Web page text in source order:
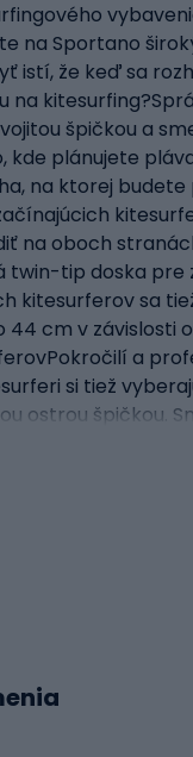
na Sportano
istí, že keď sa
špičkou a
kde plánujete
na ktorej budete
na oboch
tip doska pre
kitesurferov sa
44 cm v
a
si tiež
ostrou špičkou.
kiteboardy
Sú